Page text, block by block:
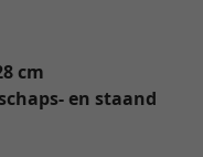
cm
en staand